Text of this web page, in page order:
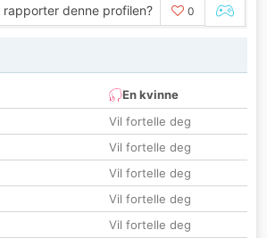
rapporter denne profilen? 0
En kvinne
Vil fortelle deg
Vil fortelle deg
Vil fortelle deg
Vil fortelle deg
Vil fortelle deg